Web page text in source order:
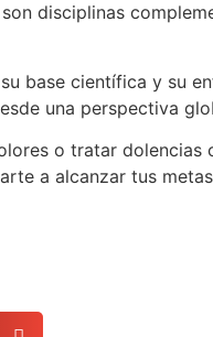
son disciplinas
base científica y su
una perspectiva
o tratar
a alcanzar tus